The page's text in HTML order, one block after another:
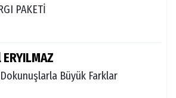
PAKETİ
Büyük Farklar